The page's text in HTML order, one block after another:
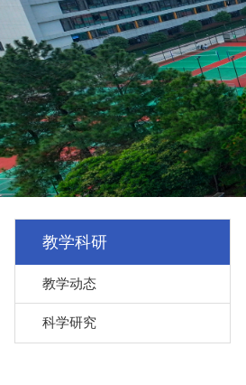
教学科研
教学动态
科学研究